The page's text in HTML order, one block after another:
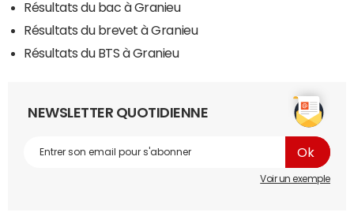
Résultats du bac à Granieu
Résultats du brevet à Granieu
Résultats du BTS à Granieu
NEWSLETTER QUOTIDIENNE
Voir un exemple